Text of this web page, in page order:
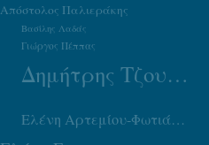
Απόστολος Παλιεράκης
Βασίλης Λαδάς
Γιώργος Πέππας
Δημήτρης Τζουμάκας
Ελένη Αρτεμίου-Φωτιάδου